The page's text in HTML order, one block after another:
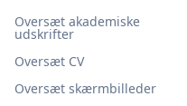
Oversæt akademiske
udskrifter
Oversæt CV
Oversæt skærmbilleder